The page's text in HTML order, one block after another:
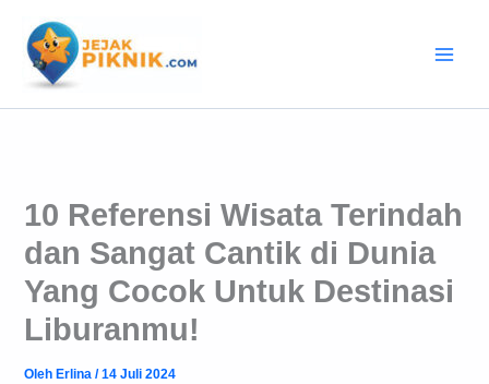
konten
10 Referensi Wisata Terindah
dan Sangat Cantik di Dunia
Yang Cocok Untuk Destinasi
Liburanmu!
Oleh Erlina/14 Juli 2024